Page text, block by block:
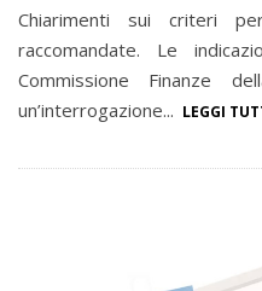
Chiarimenti sui criteri
raccomandate. Le
Commissione Finanze
un’interrogazione... LEGGI